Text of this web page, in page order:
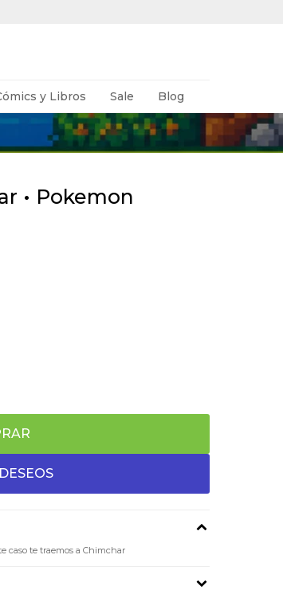
y Libros Sale Blog
• Pokemon
caso te traemos a Chimchar